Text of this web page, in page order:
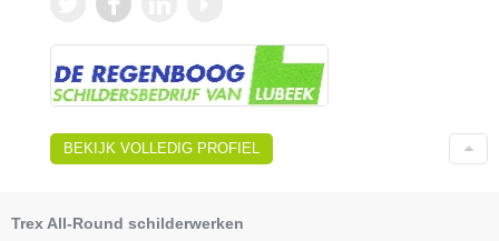
BEKIJK VOLLEDIG PROFIEL
Trex All-Round schilderwerken